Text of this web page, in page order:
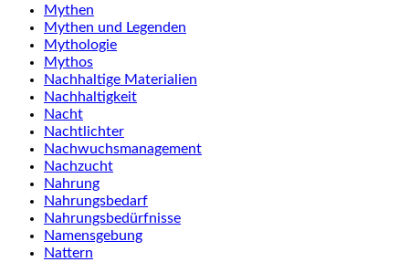
Mythen
Mythen und Legenden
Mythologie
Mythos
Nachhaltige Materialien
Nachhaltigkeit
Nacht
Nachtlichter
Nachwuchsmanagement
Nachzucht
Nahrung
Nahrungsbedarf
Nahrungsbedürfnisse
Namensgebung
Nattern